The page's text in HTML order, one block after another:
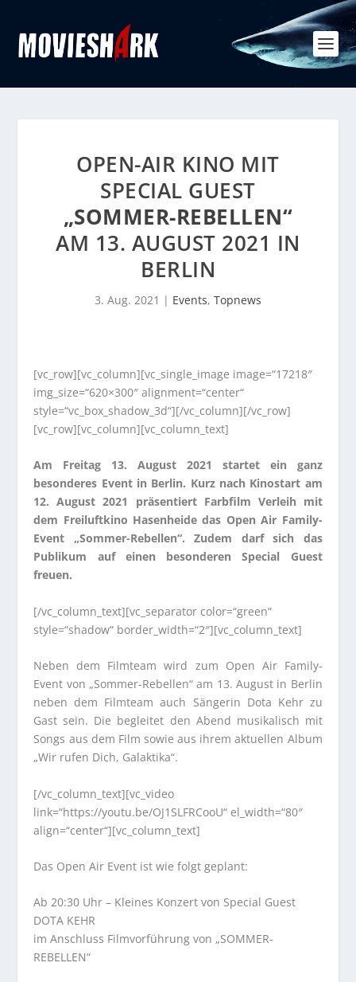
OPEN-AIR KINO MIT
SPECIAL GUEST
„SOMMER-REBELLEN“
AM 13. AUGUST 2021 IN
BERLIN
3. Aug. 2021 | Events, Topnews
[vc_row][vc_column][vc_single_image image=“17218″
img_size=“620×300″ alignment=“center“
style=“vc_box_shadow_3d“][/vc_column][/vc_row]
[vc_row][vc_column][vc_column_text]
Am Freitag 13. August 2021 startet ein ganz
besonderes Event in Berlin. Kurz nach Kinostart am
12. August 2021 präsentiert Farbfilm Verleih mit
dem Freiluftkino Hasenheide das Open Air Family-
Event „Sommer-Rebellen“. Zudem darf sich das
Publikum auf einen besonderen Special Guest
freuen.
[/vc_column_text][vc_separator color=“green“
style=“shadow“ border_width=“2″][vc_column_text]
Neben dem Filmteam wird zum Open Air Family-
Event von „Sommer-Rebellen“ am 13. August in Berlin
neben dem Filmteam auch Sängerin Dota Kehr zu
Gast sein. Die begleitet den Abend musikalisch mit
Songs aus dem Film sowie aus ihrem aktuellen Album
„Wir rufen Dich, Galaktika“.
[/vc_column_text][vc_video
link=“https://youtu.be/OJ1SLFRCooU“ el_width=“80″
align=“center“][vc_column_text]
Das Open Air Event ist wie folgt geplant:
Ab 20:30 Uhr – Kleines Konzert von Special Guest
DOTA KEHR
im Anschluss Filmvorführung von „SOMMER-
REBELLEN“